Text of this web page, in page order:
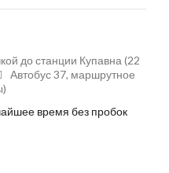
до станции Купавна (22
Автобус 37, маршрутное
время без пробок